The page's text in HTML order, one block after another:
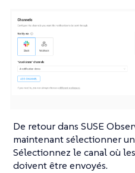
De retour dans SUSE
maintenant sélectionner
Sélectionnez le canal où
doivent être envoyés.